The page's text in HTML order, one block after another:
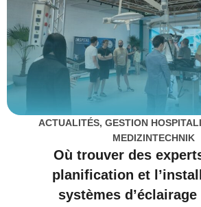
ACTUALITÉS, GESTION
MEDIZINTECHNIK
Où trouver des
planification et
systèmes